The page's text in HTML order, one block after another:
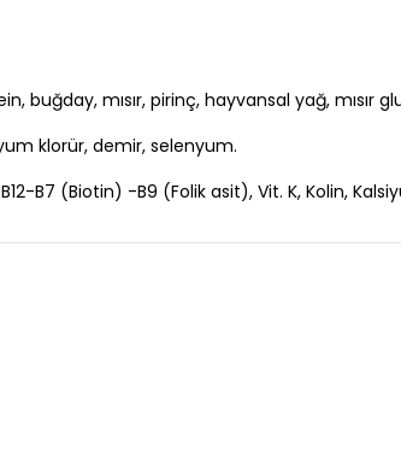
mısır, pirinç, hayvansal yağ, mısır
klorür, demir, selenyum.
B12-B7 (Biotin) -B9 (Folik asit), Vit. K, Kolin,